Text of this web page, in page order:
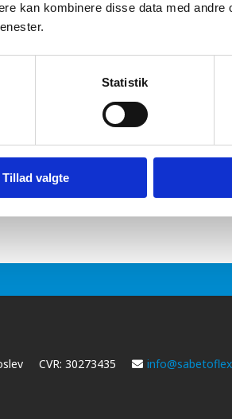
kan kombinere disse data med andre
Statistik
Tillad valgte
CVR: 30273435